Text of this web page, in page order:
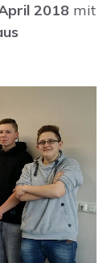
2018mit